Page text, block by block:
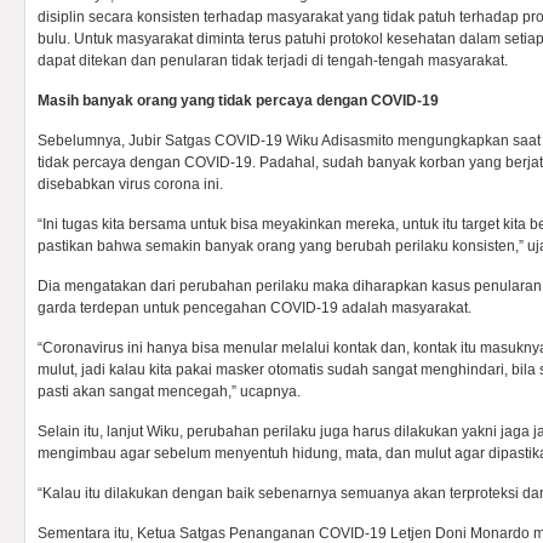
disiplin secara konsisten terhadap masyarakat yang tidak patuh terhadap
bulu. Untuk masyarakat diminta terus patuhi protokol kesehatan dalam
dapat ditekan dan penularan tidak terjadi di tengah-tengah masyarakat.
Masih banyak orang yang tidak percaya dengan COVID-19
Sebelumnya, Jubir Satgas COVID-19 Wiku Adisasmito mengungkapkan
tidak percaya dengan COVID-19. Padahal, sudah banyak korban yang
disebabkan virus corona ini.
“Ini tugas kita bersama untuk bisa meyakinkan mereka, untuk itu target kita
pastikan bahwa semakin banyak orang yang berubah perilaku konsisten,”
Dia mengatakan dari perubahan perilaku maka diharapkan kasus
garda terdepan untuk pencegahan COVID-19 adalah masyarakat.
“Coronavirus ini hanya bisa menular melalui kontak dan, kontak itu
mulut, jadi kalau kita pakai masker otomatis sudah sangat menghindari, bila
pasti akan sangat mencegah,” ucapnya.
Selain itu, lanjut Wiku, perubahan perilaku juga harus dilakukan yakni jaga
mengimbau agar sebelum menyentuh hidung, mata, dan mulut agar
“Kalau itu dilakukan dengan baik sebenarnya semuanya akan terproteksi
Sementara itu, Ketua Satgas Penanganan COVID-19 Letjen Doni Monardo